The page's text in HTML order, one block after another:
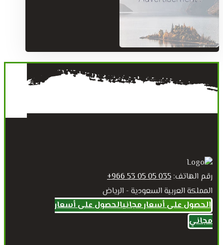
رقم الهاتف: 035 05 05 53 966+
المملكة العربية السعودية - الرياض
الحصول على أسعار مجانيالحصول على أسعار
مجاني